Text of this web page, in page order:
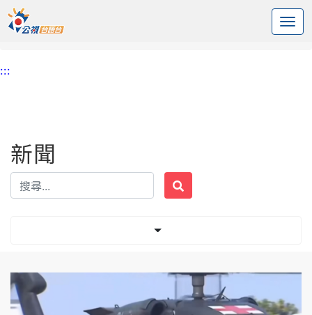
中央內容區塊
頭頁
:::
新聞